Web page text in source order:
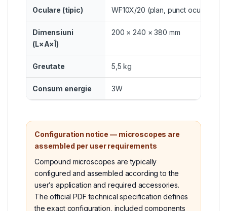
Oculare (tipic) WF10X/20 (plan, punct ocular înalt)
Dimensiuni
(L×A×Î)
200 × 240 × 380 mm
Greutate 5,5 kg
Consum energie 3W
Configuration notice — microscopes are
assembled per user requirements
Compound microscopes are typically
configured and assembled according to the
user’s application and required accessories.
The official PDF technical specification defines
the exact configuration, included components